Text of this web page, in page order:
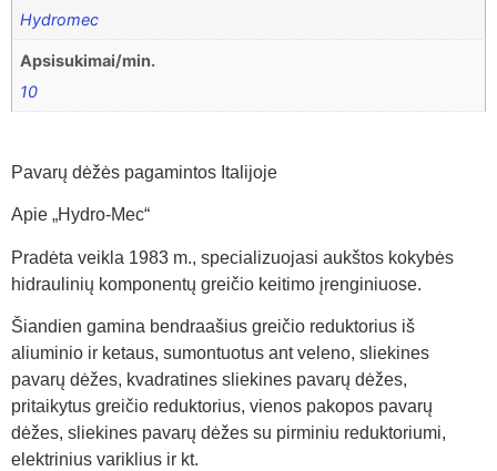
Hydromec
Apsisukimai/min.
10
Pavarų dėžės pagamintos Italijoje
Apie „Hydro-Mec“
Pradėta veikla 1983 m., specializuojasi aukštos kokybės
hidraulinių komponentų greičio keitimo įrenginiuose.
Šiandien gamina bendraašius greičio reduktorius iš
aliuminio ir ketaus, sumontuotus ant veleno, sliekines
pavarų dėžes, kvadratines sliekines pavarų dėžes,
pritaikytus greičio reduktorius, vienos pakopos pavarų
dėžes, sliekines pavarų dėžes su pirminiu reduktoriumi,
elektrinius variklius ir kt.